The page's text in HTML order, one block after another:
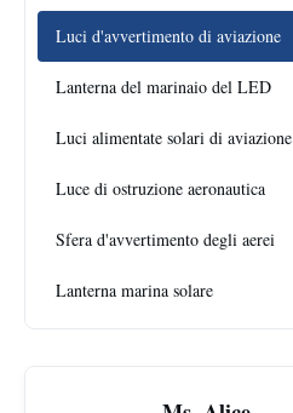
Luci d'avvertimento di aviazione
Lanterna del marinaio del LED
Luci alimentate solari di aviazione
Luce di ostruzione aeronautica
Sfera d'avvertimento degli aerei
Lanterna marina solare